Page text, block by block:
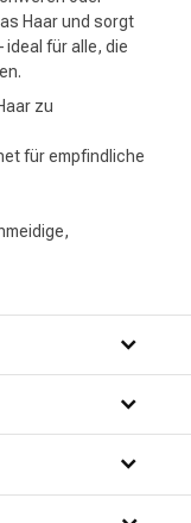
Haar und sorgt
für alle, die
zu
für empfindliche